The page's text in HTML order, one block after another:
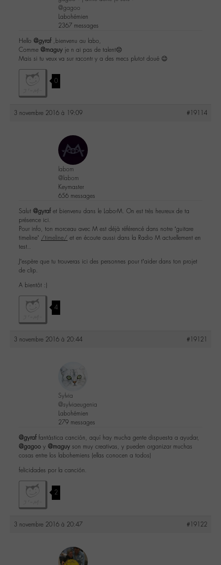
@gagoo
Labohémien
2367 messages
Hello @gyraf ,bienvenu au labo,
Comme @maguy je n ai pas de talent😔
Mais si tu veux va sur racontr y a des mecs plutot doué 😉
0
3 novembre 2016 à 19:09 #19114
labom
@labom
Keymaster
656 messages
Salut @gyraf et bienvenu dans le Labo-M. On est très heureux de ta
présence ici.
Pour info, ton morceau avec M est déjà référencé dans notre ‘guitare
timeline’ /timeline/ et en écoute aussi dans la Radio M actuellement en
test..
J’espère que tu trouveras ici des personnes pour t’aider dans ton projet
de clip.
A bientôt :)
4
3 novembre 2016 à 20:44 #19121
Sylvia
@sylviaeugenia
Labohémien
279 messages
@gyraf fantástica canción, aquí hay mucha gente dispuesta a ayudar,
@gagoo y @maguy son muy creativas, y pueden organizar muchas
cosas entre los labohemiens (ellas conocen a todos)
felicidades por la canción.
2
3 novembre 2016 à 20:47 #19122